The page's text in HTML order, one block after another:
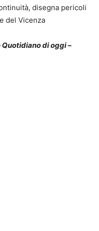
disegna pericoli
del Vicenza
Quotidiano di oggi –